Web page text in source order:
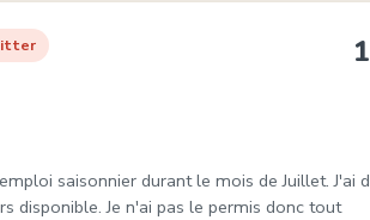
Pins
saisonnier durant le mois de Juillet. J'ai
disponible. Je n'ai pas le permis donc tout